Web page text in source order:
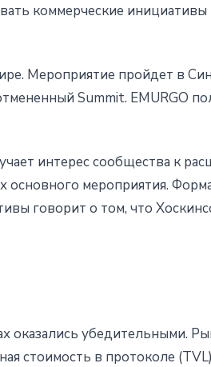
коммерческие инициативы
Мероприятие пройдет в
Summit. EMURGO
интерес сообщества к
мероприятия.
говорит о том, что
оказались убедительными.
стоимость в протоколе